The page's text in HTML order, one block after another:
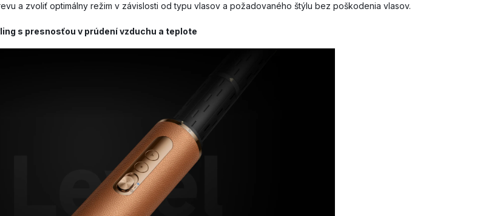
a zvoliť optimálny režim v závislosti od typu vlasov a požadovaného štýlu bez poškodenia vlasov.
s presnosťou v prúdení vzduchu a teplote